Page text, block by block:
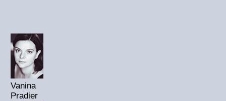
Vanina
Pradier